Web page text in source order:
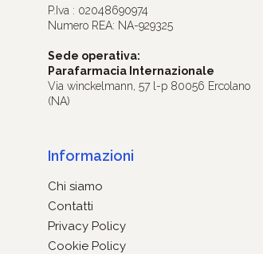
P.Iva : 02048690974
Numero REA: NA-929325
Sede operativa:
Parafarmacia Internazionale
Via winckelmann, 57 l-p 80056 Ercolano
(NA)
Informazioni
Chi siamo
Contatti
Privacy Policy
Cookie Policy